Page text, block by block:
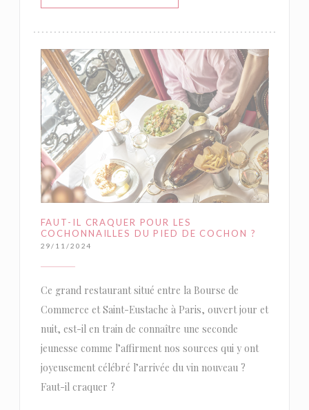
FAUT-IL CRAQUER POUR LES
COCHONNAILLES DU PIED DE COCHON ?
29/11/2024
Ce grand restaurant situé entre la Bourse de
Commerce et Saint-Eustache à Paris, ouvert jour et
nuit, est-il en train de connaître une seconde
jeunesse comme l’affirment nos sources qui y ont
joyeusement célébré l’arrivée du vin nouveau ?
Faut-il craquer ?